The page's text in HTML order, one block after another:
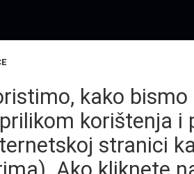
kako
korištenja
stranici